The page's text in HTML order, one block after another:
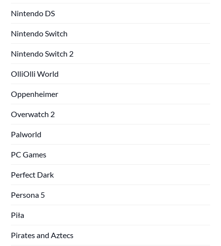
Nintendo DS
Nintendo Switch
Nintendo Switch 2
OlliOlli World
Oppenheimer
Overwatch 2
Palworld
PC Games
Perfect Dark
Persona 5
Piła
Pirates and Aztecs